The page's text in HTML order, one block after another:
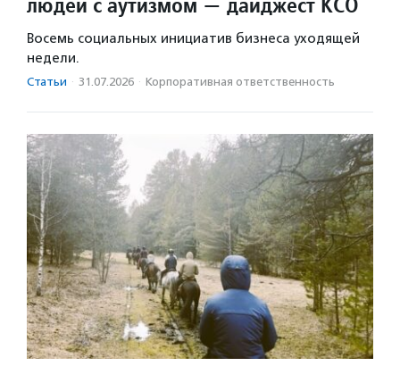
Восемь социальных инициатив бизнеса уходящей
недели.
Статьи · 31.07.2026 · Корпоративная ответственность